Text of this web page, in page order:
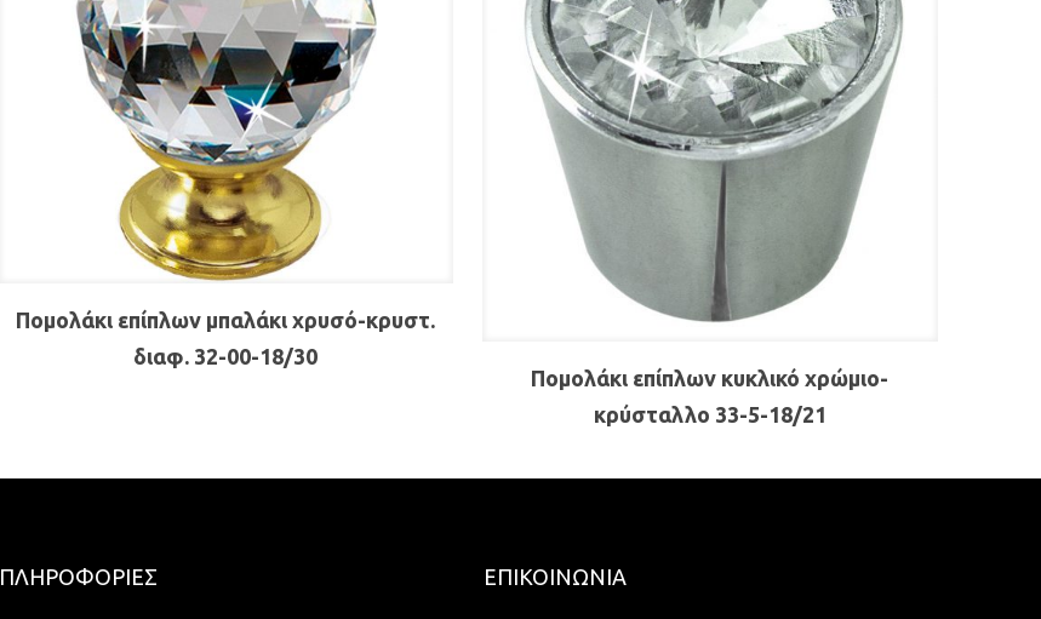
Πομολάκι επίπλων μπαλάκι χρυσό-κρυστ.
διαφ. 32-00-18/30
Πομολάκι επίπλων κυκλικό χρώμιο-
κρύσταλλο 33-5-18/21
ΠΛΗΡΟΦΟΡΙΕΣ ΕΠΙΚΟΙΝΩΝΙΑ